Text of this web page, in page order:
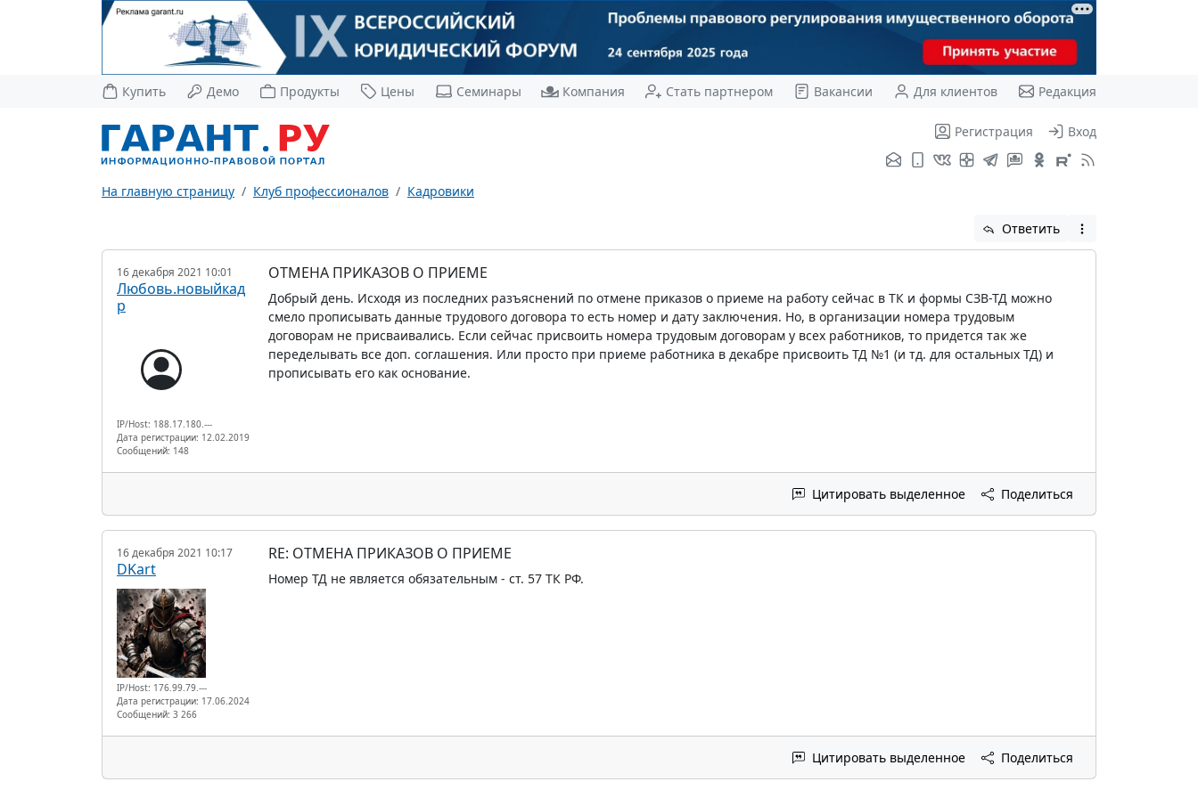
Купить Демо Продукты Цены Семинары Компания Стать партнером Вакансии Для клиентов Редакция
Регистрация Вход
На главную страницу Клуб профессионалов Кадровики
Ответить
16 декабря 2021 10:01
Любовь.новыйкад
р
IP/Host: 188.17.180.---
Дата регистрации: 12.02.2019
Сообщений: 148
ОТМЕНА ПРИКАЗОВ О ПРИЕМЕ
Добрый день. Исходя из последних разъяснений по отмене приказов о приеме на работу сейчас в ТК и формы СЗВ-ТД можно
смело прописывать данные трудового договора то есть номер и дату заключения. Но, в организации номера трудовым
договорам не присваивались. Если сейчас присвоить номера трудовым договорам у всех работников, то придется так же
переделывать все доп. соглашения. Или просто при приеме работника в декабре присвоить ТД №1 (и тд. для остальных ТД) и
прописывать его как основание.
Цитировать выделенное Поделиться
16 декабря 2021 10:17
DKart
IP/Host: 176.99.79.---
Дата регистрации: 17.06.2024
Сообщений: 3 266
RE: ОТМЕНА ПРИКАЗОВ О ПРИЕМЕ
Номер ТД не является обязательным - ст. 57 ТК РФ.
Цитировать выделенное Поделиться